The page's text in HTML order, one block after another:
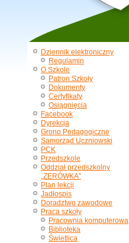
Dziennik elektroniczny
Regulamin
O Szkole
Patron Szkoły
Dokumenty
Certyfikaty
Osiągnięcia
Facebook
Dyrekcja
Grono Pedagogiczne
Samorząd Uczniowski
PCK
Przedszkole
Oddział przedszkolny
„ZERÓWKA”
Plan lekcji
Jadłospis
Doradztwo zawodowe
Praca szkoły
Pracownia komputerowa
Biblioteka
Świetlica